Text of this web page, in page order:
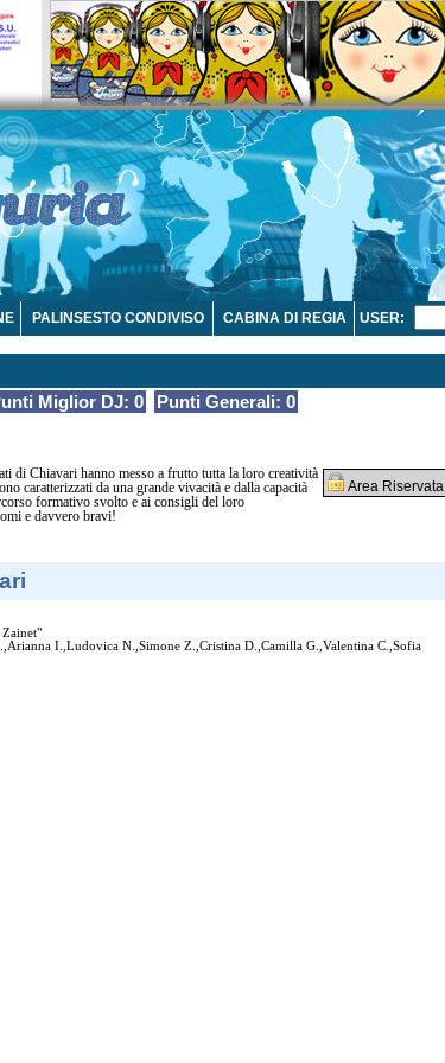
PALINSESTO CONDIVISO CABINA DI REGIA USER:
Miglior DJ: 0 Punti Generali: 0
di Chiavari hanno messo a frutto tutta la loro creatività
caratterizzati da una grande vivacità e dalla capacità
formativo svolto e ai consigli del loro
e davvero bravi!
Area Riservata
I.,Ludovica N.,Simone Z.,Cristina D.,Camilla G.,Valentina C.,Sofia